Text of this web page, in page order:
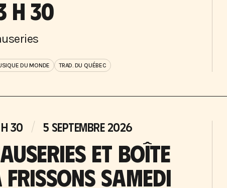
H 30
DU MONDE TRAD. DU QUÉBEC
30 5 SEPTEMBRE 2026
ET BOÎTE
SAMEDI